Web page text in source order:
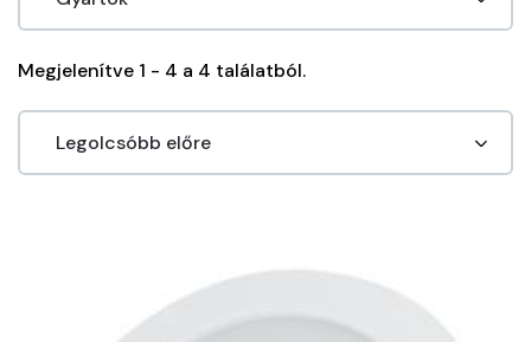
Megjelenítve 1 - 4 a 4 találatból.